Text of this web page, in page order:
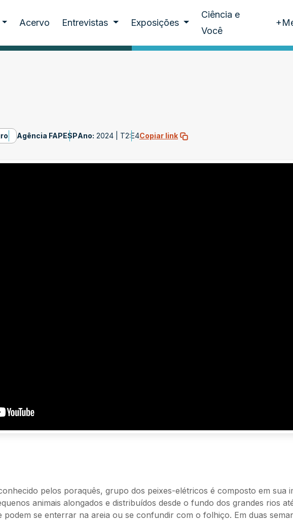
Acervo Entrevistas Exposições
Ciência e
Você
Agência FAPESPAno: 2024 | T2:E4Copiar link
pelos poraquês, grupo dos peixes-elétricos é composto em sua
animais alongados e distribuídos desde o fundo dos grandes rios
podem se enterrar na areia ou se confundir com o folhiço. Em duas